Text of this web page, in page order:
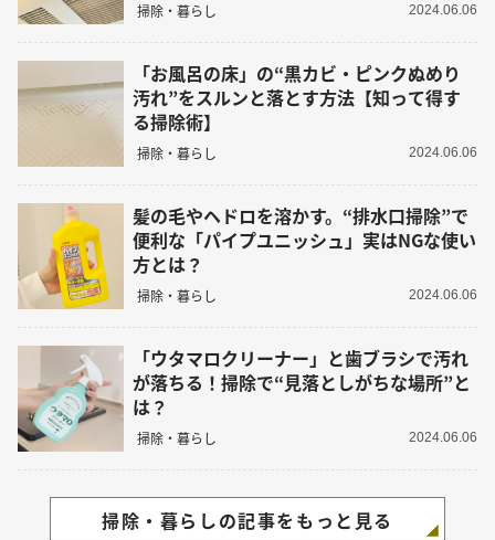
掃除・暮らし 2024.06.06
「お風呂の床」の“黒カビ・ピンクぬめり
汚れ”をスルンと落とす方法【知って得す
る掃除術】
掃除・暮らし 2024.06.06
髪の毛やヘドロを溶かす。“排水口掃除”で
便利な「パイプユニッシュ」実はNGな使い
方とは？
掃除・暮らし 2024.06.06
「ウタマロクリーナー」と歯ブラシで汚れ
が落ちる！掃除で“見落としがちな場所”と
は？
掃除・暮らし 2024.06.06
掃除・暮らしの記事をもっと見る